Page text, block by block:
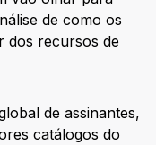
de como os
dos recursos de
de assinantes,
catálogos do